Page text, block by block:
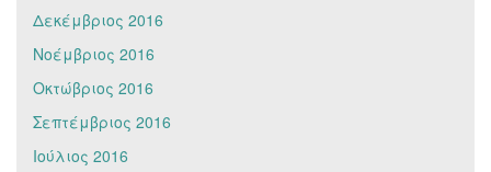
Δεκέμβριος 2016
Νοέμβριος 2016
Οκτώβριος 2016
Σεπτέμβριος 2016
Ιούλιος 2016